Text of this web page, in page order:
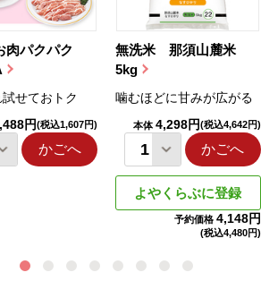
肉パクパク
せておトク
円(税込1,607円)
かごへ
無洗米 那須山麓米
5kg
噛むほどに甘みが広がる
本体 4,298円(税込4,642円)
かごへ
よやくらぶに登録
予約価格 4,148円
(税込4,480円)